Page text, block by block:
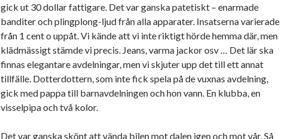
gick ut 30 dollar fattigare. Det var ganska patetiskt – enarmade
banditer och plingplong-ljud från alla apparater. Insatserna varierade
från 1 cent o uppåt. Vi kände att vi inte riktigt hörde hemma där, men
klädmässigt stämde vi precis. Jeans, varma jackor osv … Det lär ska
finnas elegantare avdelningar, men vi skjuter upp det till ett annat
tillfälle. Dotterdottern, som inte fick spela på de vuxnas avdelning,
gick med pappa till barnavdelningen och hon vann. En klubba, en
visselpipa och två kolor.
Det var ganska skönt att vända bilen mot dalen igen och mot vår. Så